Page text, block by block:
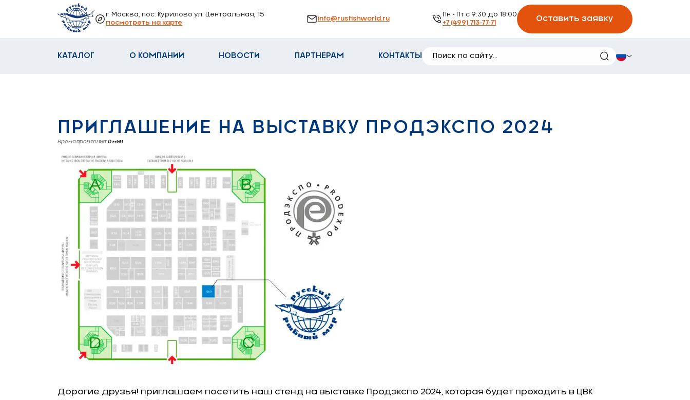
г. Москва, пос. Курилово ул. Центральная, 15
посмотреть на карте
info@rusfishworld.ru
Пн - Пт с 9:30 до 18:00
+7 (499) 713-77-71
Оставить заявку
КАТАЛОГ О КОМПАНИИ НОВОСТИ ПАРТНЕРАМ КОНТАКТЫ
ПРИГЛАШЕНИЕ НА ВЫСТАВКУ ПРОДЭКСПО 2024
Время прочтения: 0 мин
Дорогие друзья! приглашаем посетить наш стенд на выставке Продэкспо 2024, которая будет проходить в ЦВК